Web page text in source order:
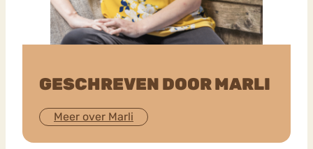
GESCHREVEN DOOR MARLI
Meer over Marli